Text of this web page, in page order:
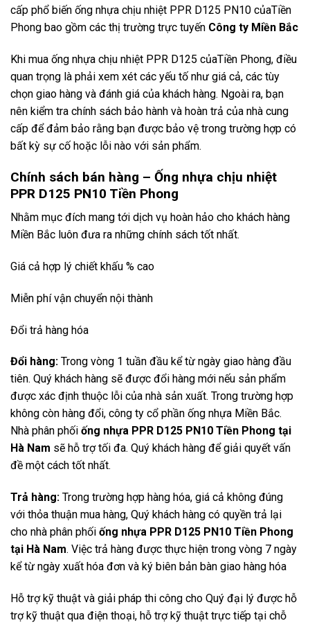
cấp phổ biến ống nhựa chịu nhiệt PPR D125 PN10 củaTiền
Phong bao gồm các thị trường trực tuyến Công ty Miền Bắc
Khi mua ống nhựa chịu nhiệt PPR D125 củaTiền Phong, điều
quan trọng là phải xem xét các yếu tố như giá cả, các tùy
chọn giao hàng và đánh giá của khách hàng. Ngoài ra, bạn
nên kiểm tra chính sách bảo hành và hoàn trả của nhà cung
cấp để đảm bảo rằng bạn được bảo vệ trong trường hợp có
bất kỳ sự cố hoặc lỗi nào với sản phẩm.
Chính sách bán hàng – Ống nhựa chịu nhiệt
PPR D125 PN10 Tiền Phong
Nhằm mục đích mang tới dịch vụ hoàn hảo cho khách hàng
Miền Bắc luôn đưa ra những chính sách tốt nhất.
Giá cả hợp lý chiết khấu % cao
Miễn phí vận chuyển nội thành
Đổi trả hàng hóa
Đổi hàng: Trong vòng 1 tuần đầu kể từ ngày giao hàng đầu
tiên. Quý khách hàng sẽ được đổi hàng mới nếu sản phẩm
được xác định thuộc lỗi của nhà sản xuất. Trong trường hợp
không còn hàng đổi, công ty cổ phần ống nhựa Miền Bắc.
Nhà phân phối ống nhựa PPR D125 PN10 Tiền Phong tại
Hà Nam sẽ hỗ trợ tối đa. Quý khách hàng để giải quyết vấn
đề một cách tốt nhất.
Trả hàng: Trong trường hợp hàng hóa, giá cả không đúng
với thỏa thuận mua hàng, Quý khách hàng có quyền trả lại
cho nhà phân phối ống nhựa PPR D125 PN10 Tiền Phong
tại Hà Nam. Việc trả hàng được thực hiện trong vòng 7 ngày
kể từ ngày xuất hóa đơn và ký biên bản bàn giao hàng hóa
Hỗ trợ kỹ thuật và giải pháp thi công cho Quý đại lý được hỗ
trợ kỹ thuật qua điện thoại, hỗ trợ kỹ thuật trực tiếp tại chỗ